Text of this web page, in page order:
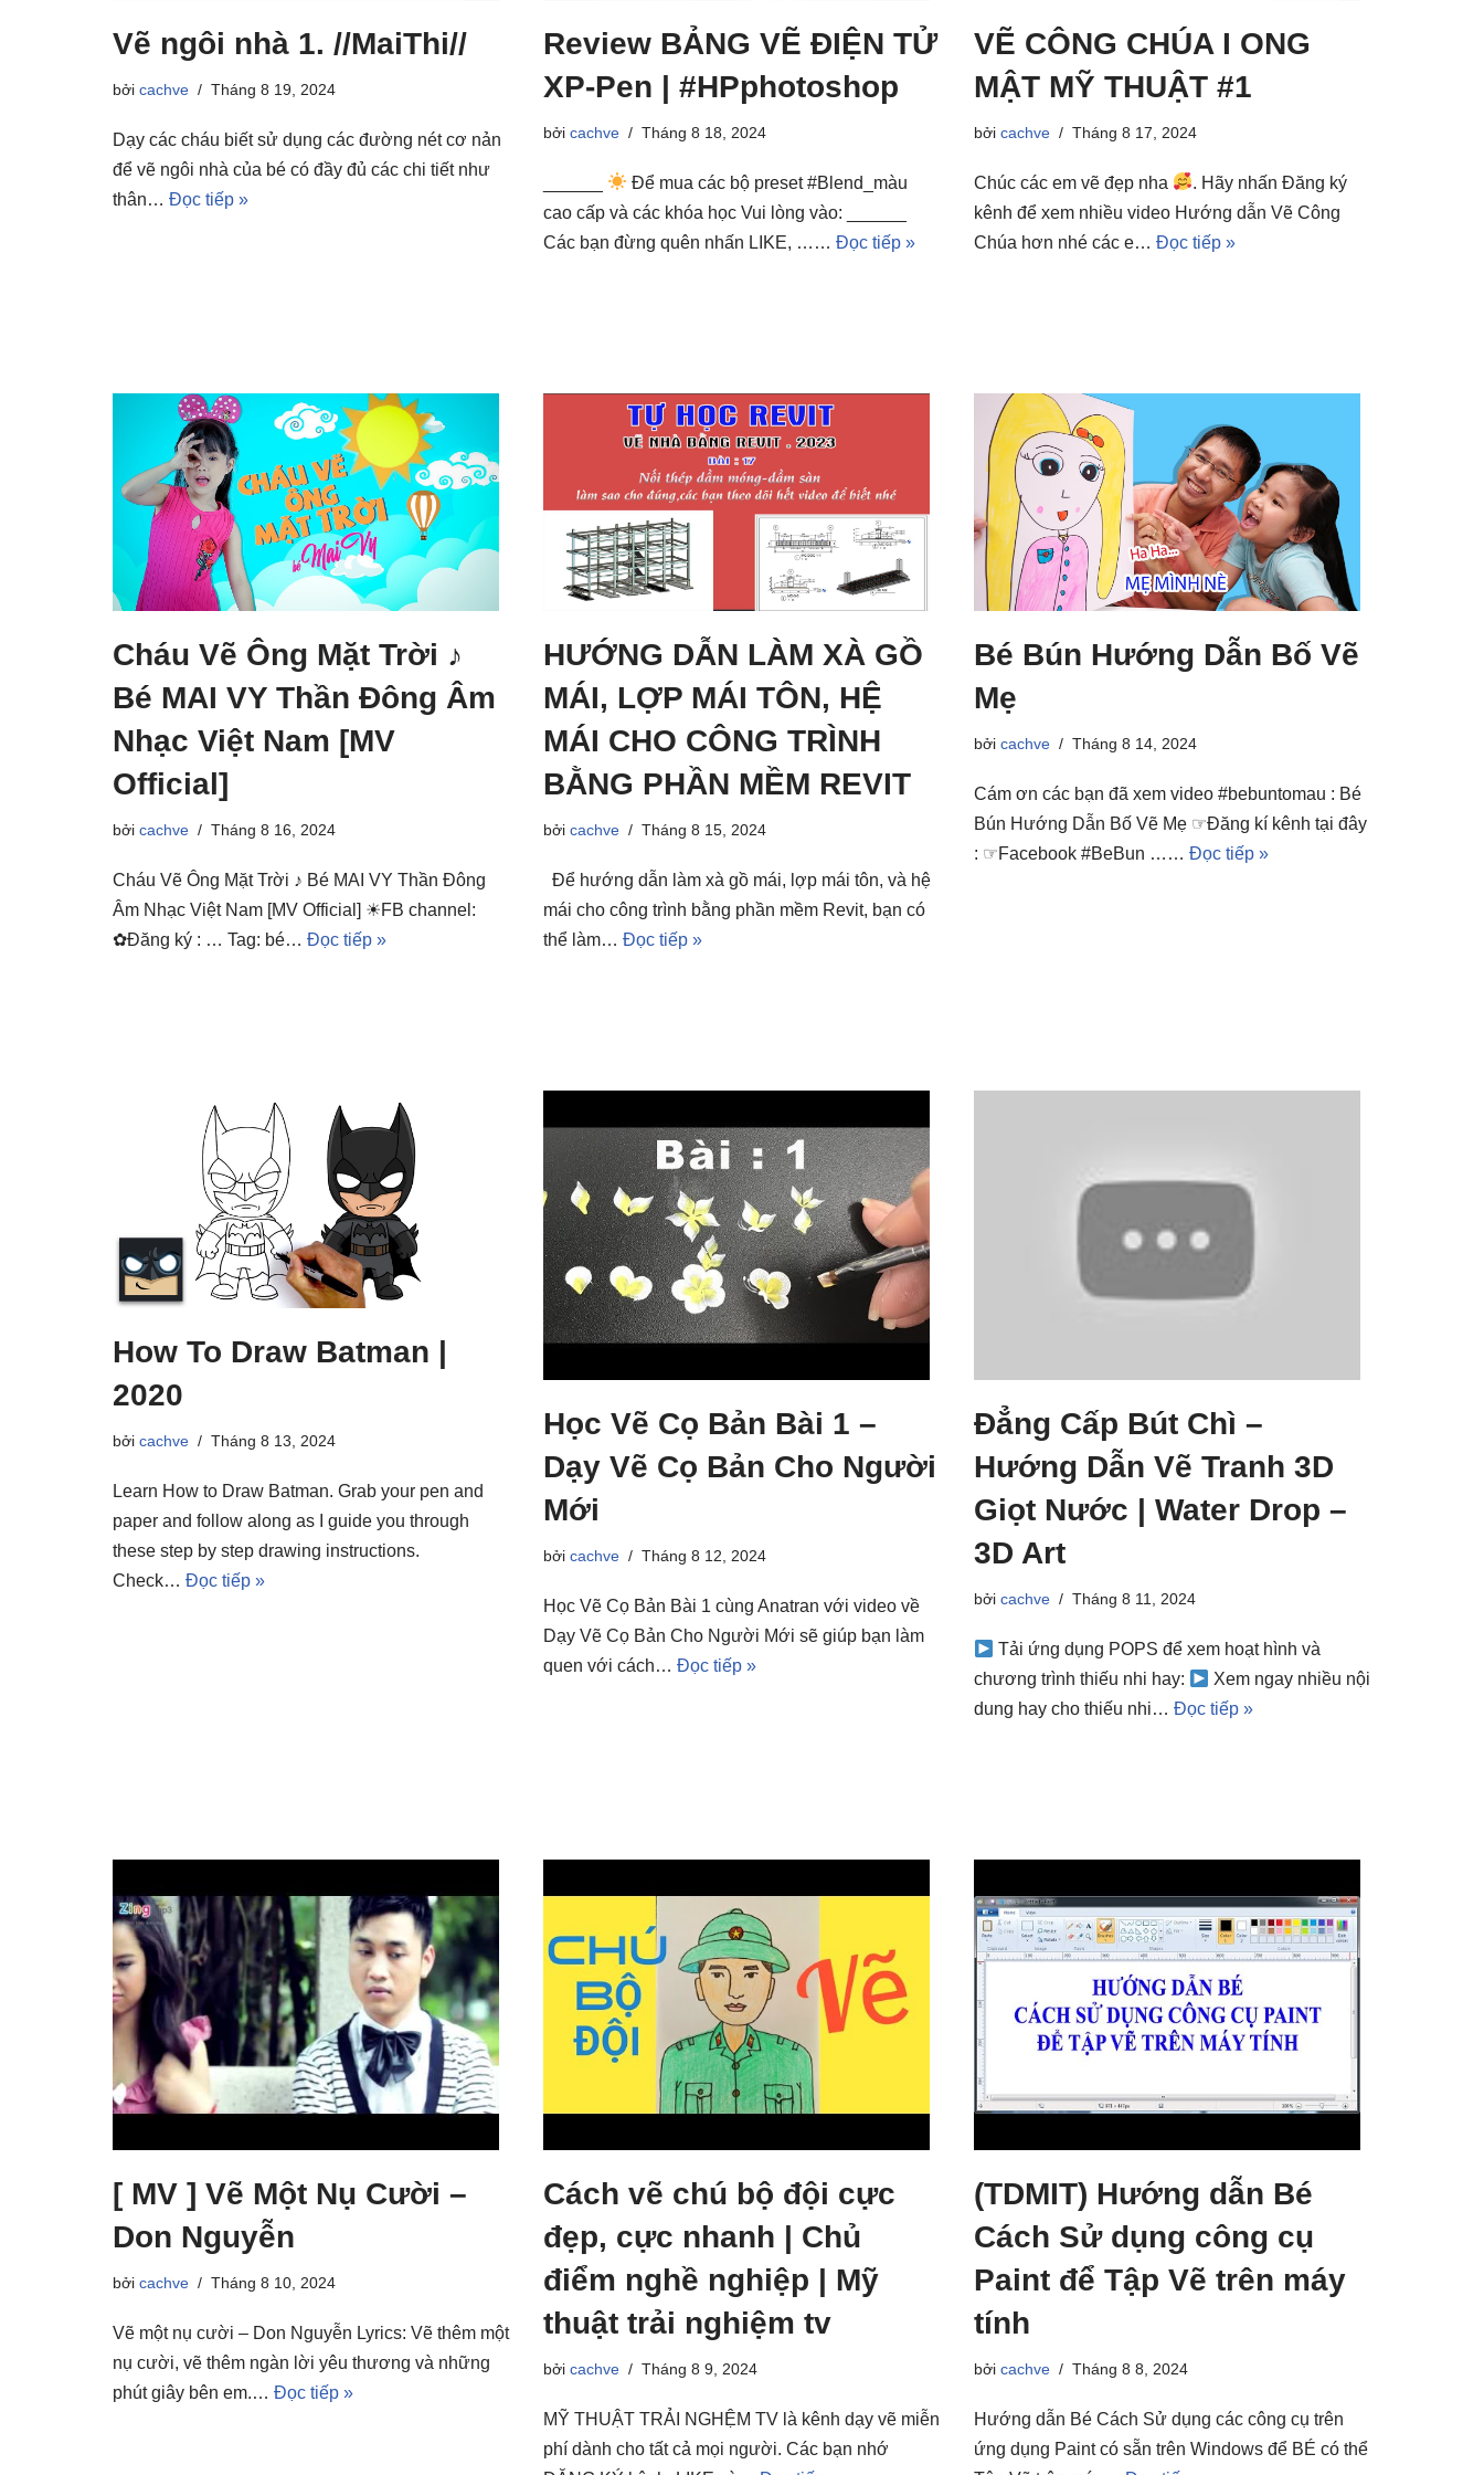
Vẽ ngôi nhà 1. //MaiThi//
bởi cachve Tháng 8 19, 2024
Dạy các cháu biết sử dụng các đường nét cơ nản
để vẽ ngôi nhà của bé có đầy đủ các chi tiết như
thân… Đọc tiếp »
Review BẢNG VẼ ĐIỆN TỬ
XP-Pen | #HPphotoshop
bởi cachve Tháng 8 18, 2024
Để mua các bộ preset #Blend_màu
cao cấp và các khóa học Vui lòng vào: ______
Các bạn đừng quên nhấn LIKE, …… Đọc tiếp »
VẼ CÔNG CHÚA I ONG
MẬT MỸ THUẬT #1
bởi cachve Tháng 8 17, 2024
Chúc các em vẽ đẹp nha
. Hãy nhấn Đăng ký
kênh để xem nhiều video Hướng dẫn Vẽ Công
Chúa hơn nhé các e… Đọc tiếp »
Cháu Vẽ Ông Mặt Trời ♪
Bé MAI VY Thần Đông Âm
Nhạc Việt Nam [MV
Official]
bởi cachve Tháng 8 16, 2024
Cháu Vẽ Ông Mặt Trời ♪ Bé MAI VY Thần Đông
Âm Nhạc Việt Nam [MV Official] ☀FB channel:
✿Đăng ký : … Tag: bé… Đọc tiếp »
HƯỚNG DẪN LÀM XÀ GỒ
MÁI, LỢP MÁI TÔN, HỆ
MÁI CHO CÔNG TRÌNH
BẰNG PHẦN MỀM REVIT
bởi cachve Tháng 8 15, 2024
Để hướng dẫn làm xà gồ mái, lợp mái tôn, và hệ
mái cho công trình bằng phần mềm Revit, bạn có
thể làm… Đọc tiếp »
Bé Bún Hướng Dẫn Bố Vẽ
Mẹ
bởi cachve Tháng 8 14, 2024
Cám ơn các bạn đã xem video #bebuntomau : Bé
Bún Hướng Dẫn Bố Vẽ Mẹ ☞Đăng kí kênh tại đây
: ☞Facebook #BeBun …… Đọc tiếp »
How To Draw Batman |
2020
bởi cachve Tháng 8 13, 2024
Learn How to Draw Batman. Grab your pen and
paper and follow along as I guide you through
these step by step drawing instructions.
Check… Đọc tiếp »
Học Vẽ Cọ Bản Bài 1 –
Dạy Vẽ Cọ Bản Cho Người
Mới
bởi cachve Tháng 8 12, 2024
Học Vẽ Cọ Bản Bài 1 cùng Anatran với video về
Dạy Vẽ Cọ Bản Cho Người Mới sẽ giúp bạn làm
quen với cách… Đọc tiếp »
Đẳng Cấp Bút Chì –
Hướng Dẫn Vẽ Tranh 3D
Giọt Nước | Water Drop –
3D Art
bởi cachve Tháng 8 11, 2024
Tải ứng dụng POPS để xem hoạt hình và
chương trình thiếu nhi hay:
Xem ngay nhiều nội
dung hay cho thiếu nhi… Đọc tiếp »
[ MV ] Vẽ Một Nụ Cười –
Don Nguyễn
bởi cachve Tháng 8 10, 2024
Vẽ một nụ cười – Don Nguyễn Lyrics: Vẽ thêm một
nụ cười, vẽ thêm ngàn lời yêu thương và những
phút giây bên em.… Đọc tiếp »
Cách vẽ chú bộ đội cực
đẹp, cực nhanh | Chủ
điểm nghề nghiệp | Mỹ
thuật trải nghiệm tv
bởi cachve Tháng 8 9, 2024
MỸ THUẬT TRẢI NGHỆM TV là kênh dạy vẽ miễn
phí dành cho tất cả mọi người. Các bạn nhớ
(TDMIT) Hướng dẫn Bé
Cách Sử dụng công cụ
Paint để Tập Vẽ trên máy
tính
bởi cachve Tháng 8 8, 2024
Hướng dẫn Bé Cách Sử dụng các công cụ trên
ứng dụng Paint có sẵn trên Windows để BÉ có thể